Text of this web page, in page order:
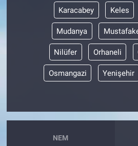
Karacabey Keles
Mudanya
Nilüfer Orhaneli
Osmangazi Yenişehir
NEM